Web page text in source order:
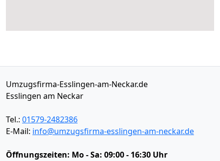
Umzugsfirma-Esslingen-am-Neckar.de
Esslingen am Neckar
Tel.: 01579-2482386
E-Mail: info@umzugsfirma-esslingen-am-neckar.de
Öffnungszeiten: Mo - Sa: 09:00 - 16:30 Uhr